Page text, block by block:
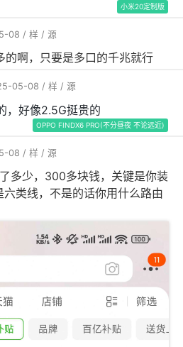
小米20定制版
08 / 样 / 源
的啊，只要是多口的千兆就行
05-08 / 样 / 源
，好像2.5G挺贵的
OPPO FINDX6 PRO(不分昼夜 不论远近)
08 / 样 / 源
多少，300多块钱，关键是你装
类线，不是的话你用什么路由